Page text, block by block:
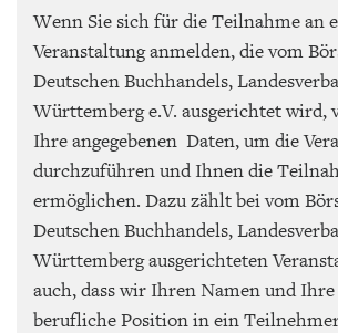
Wenn Sie sich für die Teilnahme an
Veranstaltung anmelden, die vom
Deutschen Buchhandels,
Württemberg e.V. ausgerichtet wird,
Ihre angegebenen Daten, um die
durchzuführen und Ihnen die
ermöglichen. Dazu zählt bei vom
Deutschen Buchhandels,
Württemberg ausgerichteten
auch, dass wir Ihren Namen und
berufliche Position in ein